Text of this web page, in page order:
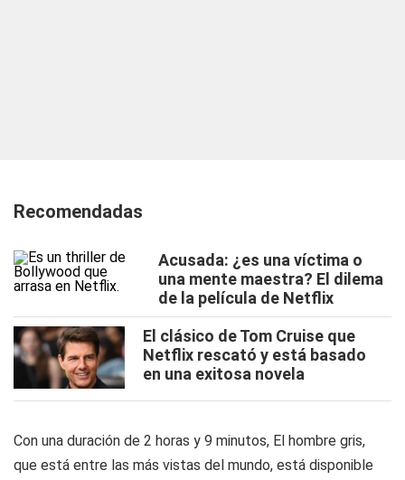
Recomendadas
Acusada: ¿es una víctima o
una mente maestra? El dilema
de la película de Netflix
El clásico de Tom Cruise que
Netflix rescató y está basado
en una exitosa novela
Con una duración de 2 horas y 9 minutos, El hombre gris,
que está entre las más vistas del mundo, está disponible